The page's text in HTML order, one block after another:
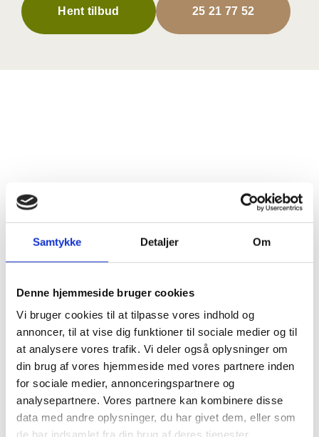
Samtykke Detaljer Om
Denne hjemmeside bruger cookies
Vi bruger cookies til at tilpasse vores indhold og
annoncer, til at vise dig funktioner til sociale medier og til
at analysere vores trafik. Vi deler også oplysninger om
din brug af vores hjemmeside med vores partnere inden
for sociale medier, annonceringspartnere og
analysepartnere. Vores partnere kan kombinere disse
data med andre oplysninger, du har givet dem, eller som
de har indsamlet fra din brug af deres tjenester.
Hent tilbud 25 21 77 52
Hvad koster et stråtag?
designet. Hos Tækkefirmaet Horneby kan vi tilbyde en
konkurrencedygtig skarp pris, men før vi kan blive
konkrete på prisen for stråtag, så bliver vi nødt til
sende en tækkemand i Hillerød ud til gennemgang af
tagprojektet.
Hent tilbud 25 21 77 52